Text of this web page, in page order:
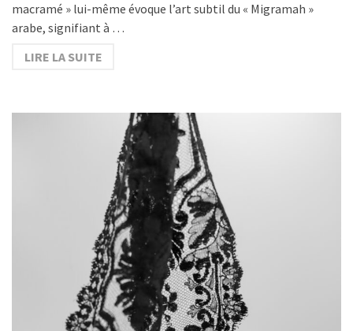
macramé » lui-même évoque l’art subtil du « Migramah »
arabe, signifiant à …
LIRE LA SUITE